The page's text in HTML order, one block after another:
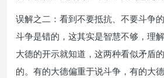
误解之二：看到不要抵抗、不要斗争
斗争是错的，这其实是智慧不够，理
大德的开示就知道，这两种看似矛盾
的。有的大德偏重于说斗争，有的大